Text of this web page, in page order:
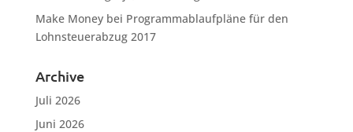
Make Moneybei Programmablaufpläne für den
Lohnsteuerabzug 2017
Archive
Juli 2026
Juni 2026